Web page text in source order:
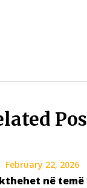
February 22, 2026
në